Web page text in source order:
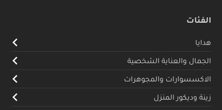
الفئات
هدايا
الجمال والعناية الشخصية
الاكسسوارات والمجوهرات
زينة وديكور المنزل